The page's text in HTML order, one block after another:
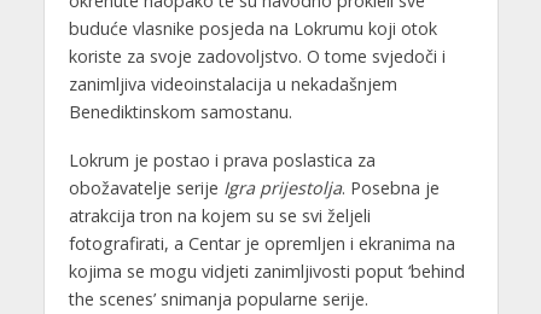
buduće vlasnike posjeda na Lokrumu koji otok
koriste za svoje zadovoljstvo. O tome svjedoči i
zanimljiva videoinstalacija u nekadašnjem
Benediktinskom samostanu.
Lokrum je postao i prava poslastica za
obožavatelje serije Igra prijestolja. Posebna je
atrakcija tron na kojem su se svi željeli
fotografirati, a Centar je opremljen i ekranima na
kojima se mogu vidjeti zanimljivosti poput ‘behind
the scenes’ snimanja popularne serije.